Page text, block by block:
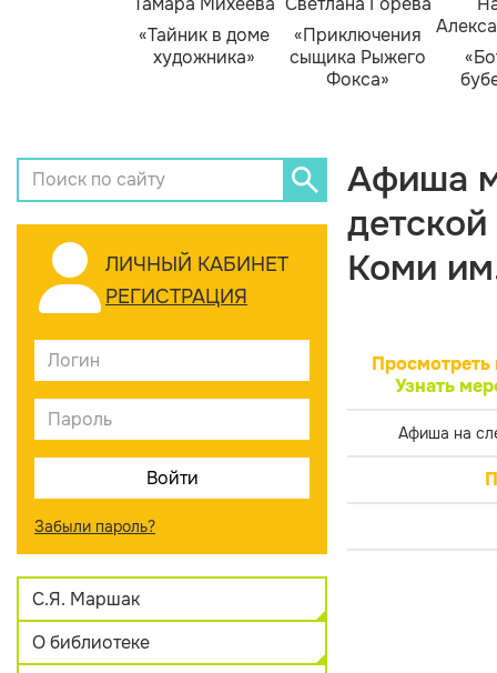
«Тайник в доме
художника»
«Приключения
сыщика Рыжего
Фокса»
ЛИЧНЫЙ КАБИНЕТ
РЕГИСТРАЦИЯ
Забыли пароль?
С.Я. Маршак
О библиотеке
Афиша
Коми
Просмотреть
Узнать
Афиша на